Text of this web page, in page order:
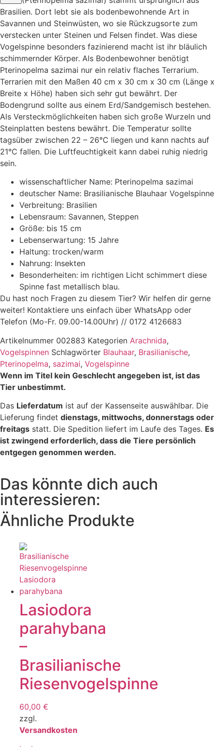
Brasilien. Dort lebt sie als bodenbewohnende Art in
Savannen und Steinwüsten, wo sie Rückzugsorte zum
verstecken unter Steinen und Felsen findet. Was diese
Vogelspinne besonders fazinierend macht ist ihr bläulich
schimmernder Körper. Als Bodenbewohner benötigt
Pterinopelma sazimai nur ein relativ flaches Terrarium.
Terrarien mit den Maßen 40 cm x 30 cm x 30 cm (Länge x
Breite x Höhe) haben sich sehr gut bewährt. Der
Bodengrund sollte aus einem Erd/Sandgemisch bestehen.
Als Versteckmöglichkeiten haben sich große Wurzeln und
Steinplatten bestens bewährt. Die Temperatur sollte
tagsüber zwischen 22 – 26°C liegen und kann nachts auf
21°C fallen. Die Luftfeuchtigkeit kann dabei ruhig niedrig
sein.
wissenschaftlicher Name: Pterinopelma sazimai
deutscher Name: Brasilianische Blauhaar Vogelspinne
Verbreitung: Brasilien
Lebensraum: Savannen, Steppen
Größe: bis 15 cm
Lebenserwartung: 15 Jahre
Haltung: trocken/warm
Nahrung: Insekten
Besonderheiten: im richtigen Licht schimmert diese
Spinne fast metallisch blau.
Du hast noch Fragen zu diesem Tier? Wir helfen dir gerne
weiter! Kontaktiere uns einfach über WhatsApp oder
Telefon (Mo-Fr. 09.00-14.00Uhr) // 0172 4126683
Artikelnummer 002883 Kategorien Arachnida,
Vogelspinnen Schlagwörter Blauhaar, Brasilianische,
Pterinopelma, sazimai, Vogelspinne
Wenn im Titel kein Geschlecht angegeben ist, ist das
Tier unbestimmt.
Das Lieferdatum ist auf der Kassenseite auswählbar. Die
Lieferung findet dienstags, mittwochs, donnerstags oder
freitags statt. Die Spedition liefert im Laufe des Tages. Es
ist zwingend erforderlich, dass die Tiere persönlich
entgegen genommen werden.
Das könnte dich auch
interessieren:
Ähnliche Produkte
Lasiodora
parahybana
–
Brasilianische
Riesenvogelspinne
60,00 €
zzgl.
Versandkosten